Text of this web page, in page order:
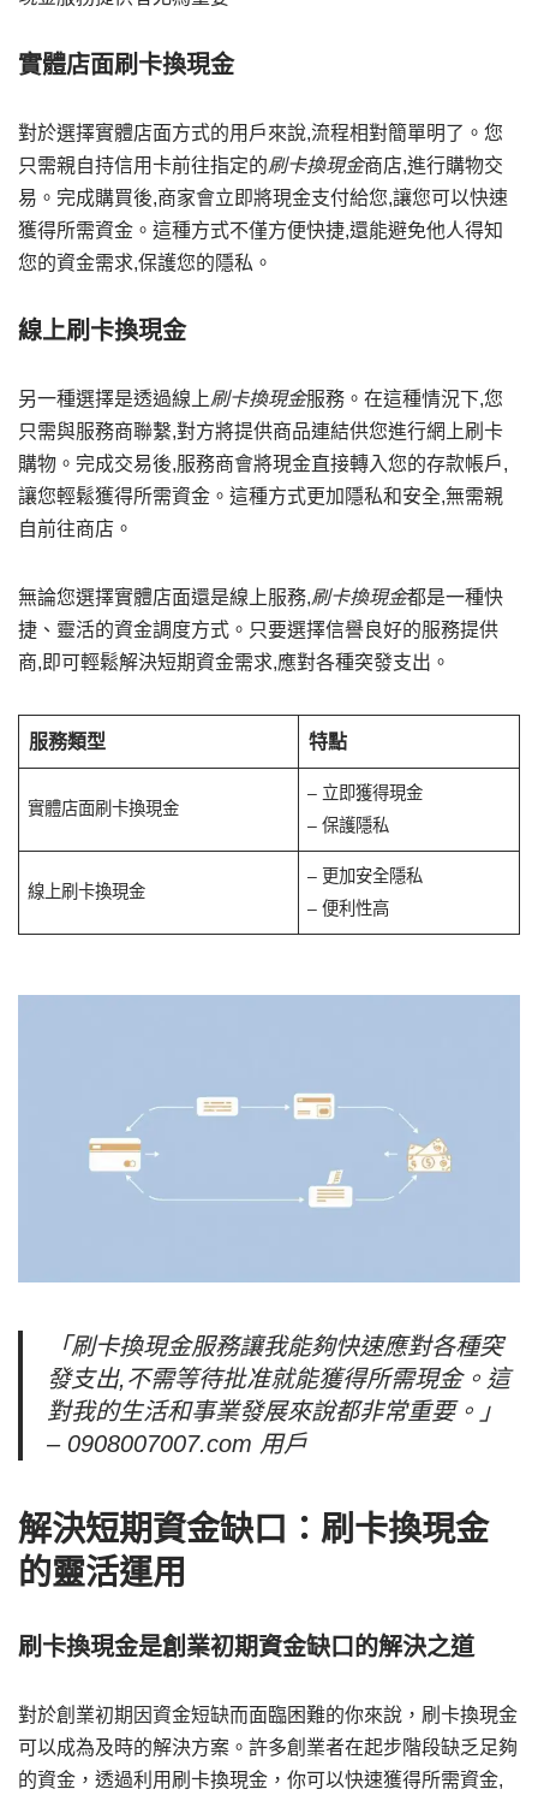
實體店面刷卡換現金
對於選擇實體店面方式的用戶來說,流程相對簡單明了。您
只需親自持信用卡前往指定的刷卡換現金商店,進行購物交
易。完成購買後,商家會立即將現金支付給您,讓您可以快速
獲得所需資金。這種方式不僅方便快捷,還能避免他人得知
您的資金需求,保護您的隱私。
線上刷卡換現金
另一種選擇是透過線上刷卡換現金服務。在這種情況下,您
只需與服務商聯繫,對方將提供商品連結供您進行網上刷卡
購物。完成交易後,服務商會將現金直接轉入您的存款帳戶,
讓您輕鬆獲得所需資金。這種方式更加隱私和安全,無需親
自前往商店。
無論您選擇實體店面還是線上服務,刷卡換現金都是一種快
捷、靈活的資金調度方式。只要選擇信譽良好的服務提供
商,即可輕鬆解決短期資金需求,應對各種突發支出。
服務類型 特點
實體店面刷卡換現金
– 立即獲得現金
– 保護隱私
線上刷卡換現金
– 更加安全隱私
– 便利性高
「刷卡換現金服務讓我能夠快速應對各種突
發支出,不需等待批准就能獲得所需現金。這
對我的生活和事業發展來說都非常重要。」
– 0908007007.com 用戶
解決短期資金缺口：刷卡換現金
的靈活運用
刷卡換現金是創業初期資金缺口的解決之道
對於創業初期因資金短缺而面臨困難的你來說，刷卡換現金
可以成為及時的解決方案。許多創業者在起步階段缺乏足夠
的資金，透過利用刷卡換現金，你可以快速獲得所需資金,